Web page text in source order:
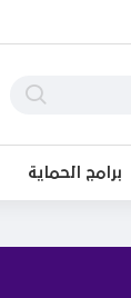
برامج الحماية